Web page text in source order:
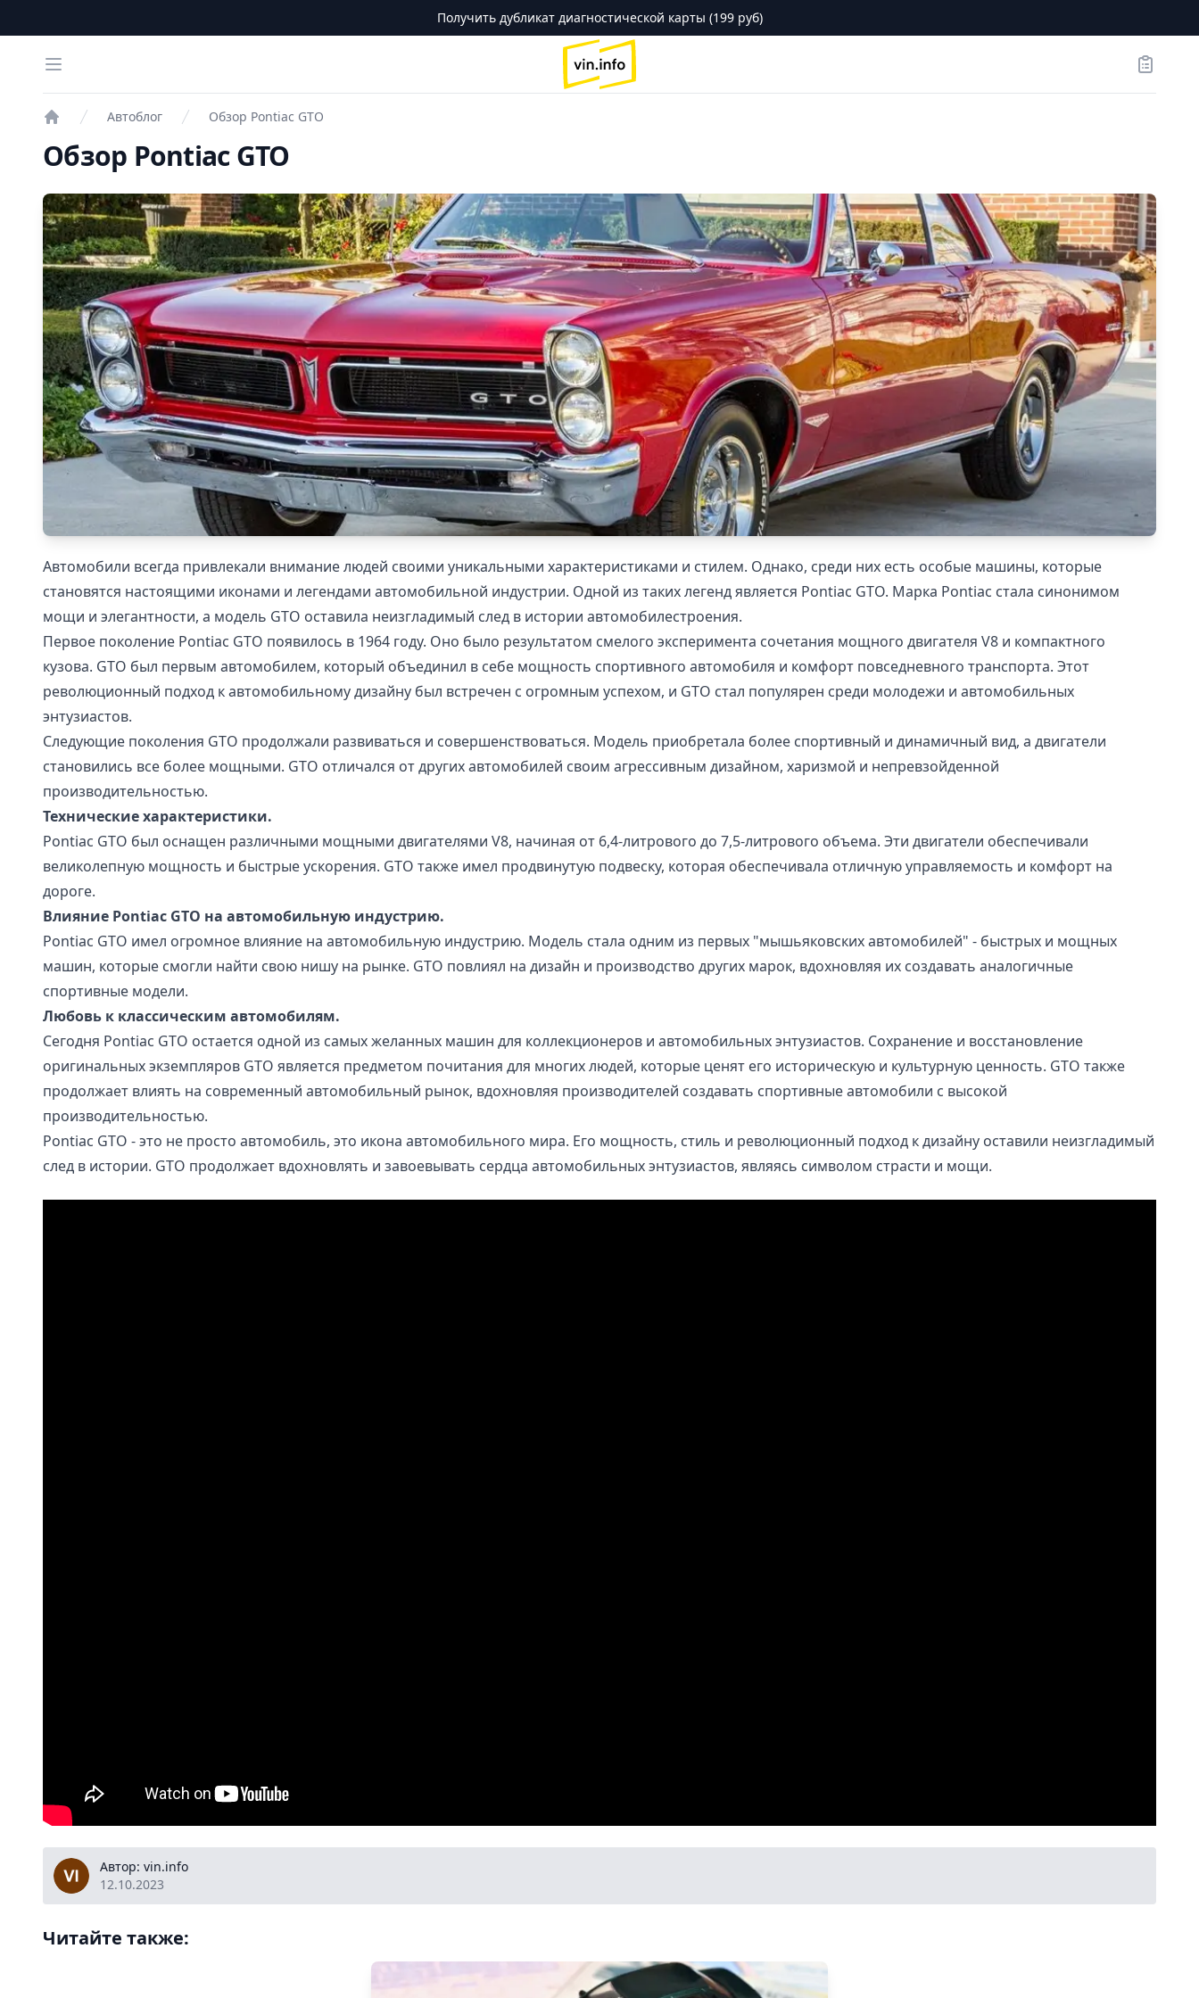
Получить дубликат диагностической карты (199 руб)
Open menu
logo
Заказы
Автоблог Обзор Pontiac GTO
Обзор Pontiac GTO
Автомобили всегда привлекали внимание людей своими уникальными характеристиками и стилем. Однако, среди них есть особые машины, которые
становятся настоящими иконами и легендами автомобильной индустрии. Одной из таких легенд является Pontiac GTO. Марка Pontiac стала синонимом
мощи и элегантности, а модель GTO оставила неизгладимый след в истории автомобилестроения.
Первое поколение Pontiac GTO появилось в 1964 году. Оно было результатом смелого эксперимента сочетания мощного двигателя V8 и компактного
кузова. GTO был первым автомобилем, который объединил в себе мощность спортивного автомобиля и комфорт повседневного транспорта. Этот
революционный подход к автомобильному дизайну был встречен с огромным успехом, и GTO стал популярен среди молодежи и автомобильных
энтузиастов.
Следующие поколения GTO продолжали развиваться и совершенствоваться. Модель приобретала более спортивный и динамичный вид, а двигатели
становились все более мощными. GTO отличался от других автомобилей своим агрессивным дизайном, харизмой и непревзойденной
производительностью.
Технические характеристики.
Pontiac GTO был оснащен различными мощными двигателями V8, начиная от 6,4-литрового до 7,5-литрового объема. Эти двигатели обеспечивали
великолепную мощность и быстрые ускорения. GTO также имел продвинутую подвеску, которая обеспечивала отличную управляемость и комфорт на
дороге.
Влияние Pontiac GTO на автомобильную индустрию.
Pontiac GTO имел огромное влияние на автомобильную индустрию. Модель стала одним из первых "мышьяковских автомобилей" - быстрых и мощных
машин, которые смогли найти свою нишу на рынке. GTO повлиял на дизайн и производство других марок, вдохновляя их создавать аналогичные
спортивные модели.
Любовь к классическим автомобилям.
Сегодня Pontiac GTO остается одной из самых желанных машин для коллекционеров и автомобильных энтузиастов. Сохранение и восстановление
оригинальных экземпляров GTO является предметом почитания для многих людей, которые ценят его историческую и культурную ценность. GTO также
продолжает влиять на современный автомобильный рынок, вдохновляя производителей создавать спортивные автомобили с высокой
производительностью.
Pontiac GTO - это не просто автомобиль, это икона автомобильного мира. Его мощность, стиль и революционный подход к дизайну оставили неизгладимый
след в истории. GTO продолжает вдохновлять и завоевывать сердца автомобильных энтузиастов, являясь символом страсти и мощи.
vin.infoАвтор: vin.info
12.10.2023
Читайте также: